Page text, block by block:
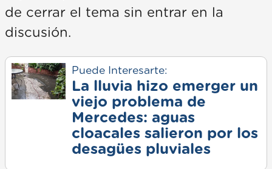
de cerrar el tema sin entrar en la
discusión.
Puede Interesarte:
La lluvia hizo emerger un
viejo problema de
Mercedes: aguas
cloacales salieron por los
desagües pluviales